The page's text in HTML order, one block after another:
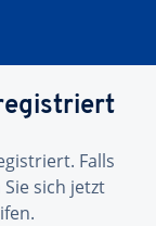
Falls
sich jetzt